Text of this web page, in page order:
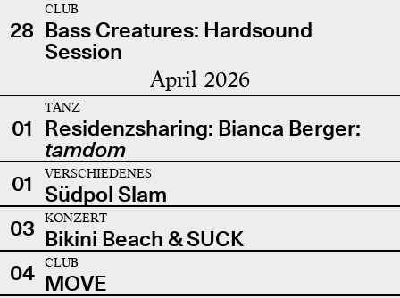
28
CLUB
Bass Creatures: Hardsound
Session
April 2026
01
TANZ
Residenzsharing: Bianca Berger:
tamdom
01
VERSCHIEDENES
Südpol Slam
03
KONZERT
Bikini Beach & SUCK
04
CLUB
MOVE